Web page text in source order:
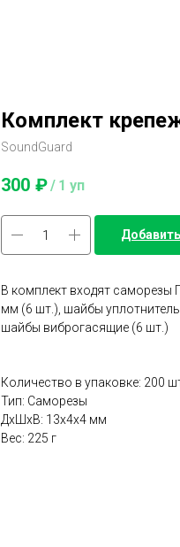
Комплект
SoundGuard
300 ₽/ 1 уп
В комплект входят саморезы
мм (6 шт.), шайбы
шайбы виброгасящие (6 шт.)
Количество в упаковке: 200
Тип: Саморезы
ДxШxВ: 13x4x4 мм
Вес: 225 г